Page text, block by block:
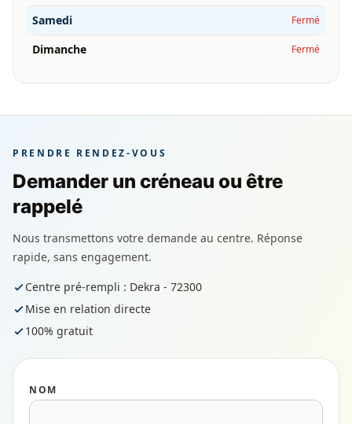
Samedi Fermé
Dimanche Fermé
PRENDRE RENDEZ-VOUS
Demander un créneau ou être
rappelé
Nous transmettons votre demande au centre. Réponse
rapide, sans engagement.
Centre pré-rempli : Dekra - 72300
Mise en relation directe
100% gratuit
NOM